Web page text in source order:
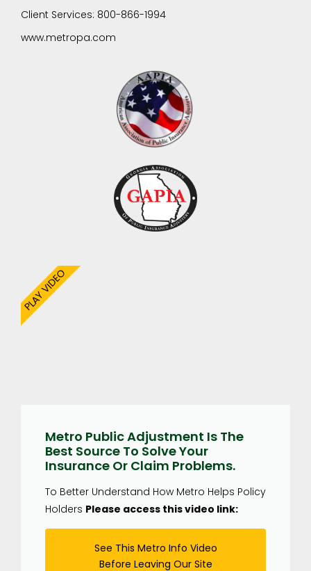
Metro Public Adjustment Is The
Best Source To Solve Your
Insurance Or Claim Problems.
To Better Understand How Metro Helps Policy
Holders Please access this video link:
See This Metro Info Video
Before Leaving Our Site
PLAY VIDEO
Client Services: 800-866-1994
www.metropa.com